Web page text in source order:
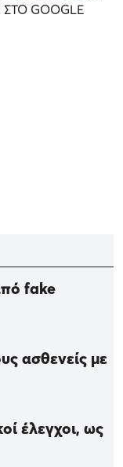
GOOGLE
fake
ασθενείς με
έλεγχοι, ως